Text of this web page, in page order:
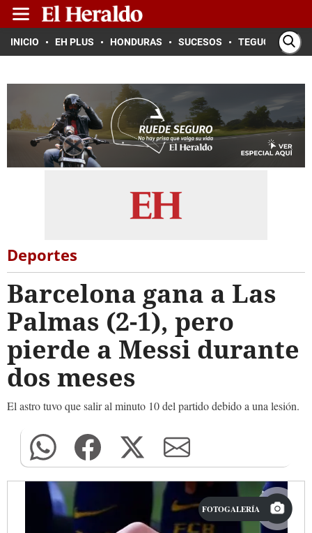
INICIO EH PLUS HONDURAS SUCESOS TEGUCIGALPA
Deportes
Barcelona gana a Las
Palmas (2-1), pero
pierde a Messi durante
dos meses
El astro tuvo que salir al minuto 10 del partido debido a una lesión.
FOTOGALERÍA